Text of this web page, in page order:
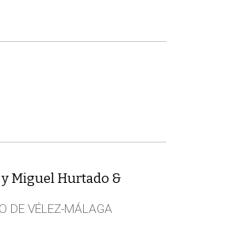
Miguel Hurtado &
DE VÉLEZ-MÁLAGA